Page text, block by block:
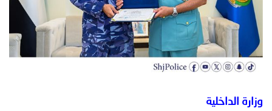
الأمانة
من
نحن
اتصل
بنا
وزارة الداخلية